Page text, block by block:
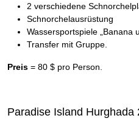
2 verschiedene
Schnorchelausrüstung
Wassersportspiele „Banana
Transfer mit Gruppe.
Preis = 80 $ pro Person.
Paradise Island